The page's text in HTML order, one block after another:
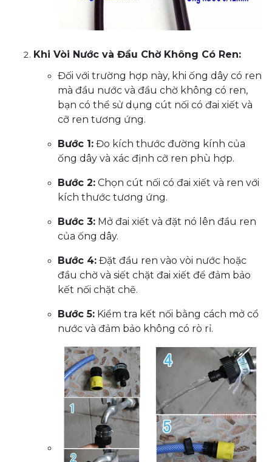
Khi Vòi Nước và Đầu Chờ Không Có Ren:
Đối với trường hợp này, khi ống dây có ren
mà đầu nước và đầu chờ không có ren,
bạn có thể sử dụng cút nối có đai xiết và
cỡ ren tương ứng.
Bước 1: Đo kích thước đường kính của
ống dây và xác định cỡ ren phù hợp.
Bước 2: Chọn cút nối có đai xiết và ren với
kích thước tương ứng.
Bước 3: Mở đai xiết và đặt nó lên đầu ren
của ống dây.
Bước 4: Đặt đầu ren vào vòi nước hoặc
đầu chờ và siết chặt đai xiết để đảm bảo
kết nối chặt chẽ.
Bước 5: Kiểm tra kết nối bằng cách mở cổ
nước và đảm bảo không có rò rỉ.